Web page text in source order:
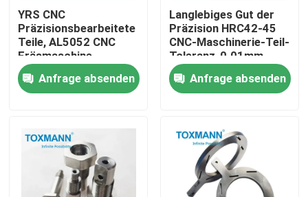
Treten Sie mit uns in Verbindung
Nachrichten
Fälle
Präzision maschinell bearbeitete Teile
CNC bearbeitete Teile maschinell
YRS CNC
Präzisionsbearbeitete
Teile, AL5052 CNC
Fräsmaschine
Ersatzteile
Anfrage absenden
Langlebiges Gut der
Präzision HRC42-45
CNC-Maschinerie-Teil-
Toleranz-0.01mm
Anfrage absenden